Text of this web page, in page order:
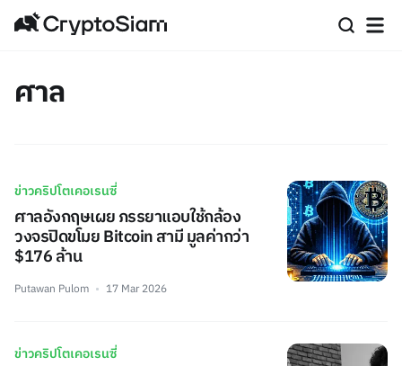
ศาล
ข่าวคริปโตเคอเรนซี่
ศาลอังกฤษเผย ภรรยาแอบใช้กล้อง
วงจรปิดขโมย Bitcoin สามี มูลค่ากว่า
$176 ล้าน
Putawan Pulom 17 Mar 2026
ข่าวคริปโตเคอเรนซี่